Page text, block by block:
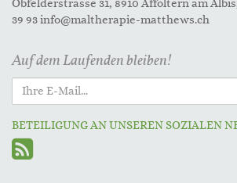
Obfelderstrasse 31, 8910 Affoltern am
39 93 info@maltherapie-matthews.ch
Auf dem Laufenden bleiben!
BETEILIGUNG AN UNSEREN SOZIALEN